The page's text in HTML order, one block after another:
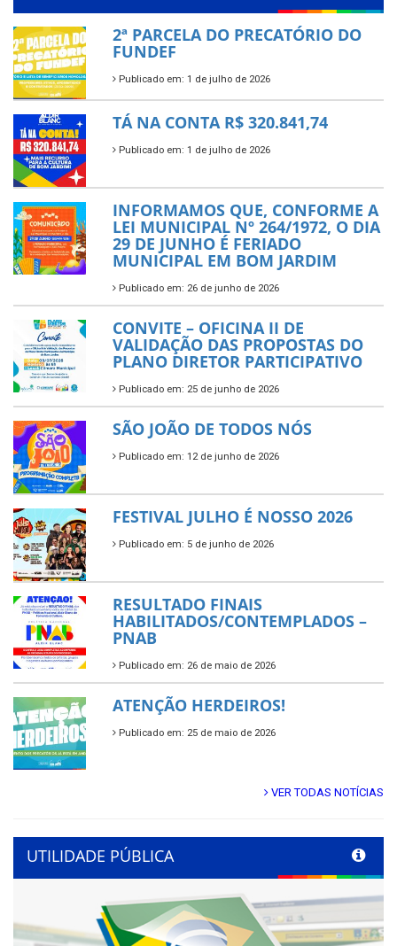
2ª PARCELA DO PRECATÓRIO DO
FUNDEF
Publicado em: 1 de julho de 2026
TÁ NA CONTA R$ 320.841,74
Publicado em: 1 de julho de 2026
INFORMAMOS QUE, CONFORME A
LEI MUNICIPAL Nº 264/1972, O DIA
29 DE JUNHO É FERIADO
MUNICIPAL EM BOM JARDIM
Publicado em: 26 de junho de 2026
CONVITE – OFICINA II DE
VALIDAÇÃO DAS PROPOSTAS DO
PLANO DIRETOR PARTICIPATIVO
Publicado em: 25 de junho de 2026
SÃO JOÃO DE TODOS NÓS
Publicado em: 12 de junho de 2026
FESTIVAL JULHO É NOSSO 2026
Publicado em: 5 de junho de 2026
RESULTADO FINAIS
HABILITADOS/CONTEMPLADOS –
PNAB
Publicado em: 26 de maio de 2026
ATENÇÃO HERDEIROS!
Publicado em: 25 de maio de 2026
VER TODAS NOTÍCIAS
UTILIDADE PÚBLICA